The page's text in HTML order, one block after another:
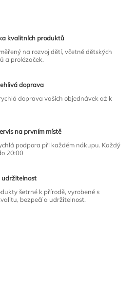
kvalitních produktů
na rozvoj dětí, včetně dětských
a prolézaček.
doprava
doprava vašich objednávek až k
na prvním místě
podpora při každém nákupu. Každý
20:00
udržitelnost
šetrné k přírodě, vyrobené s
bezpečí a udržitelnost.